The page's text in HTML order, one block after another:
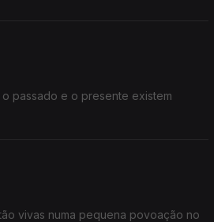
passado e o presente existem
vivas numa pequena povoação no